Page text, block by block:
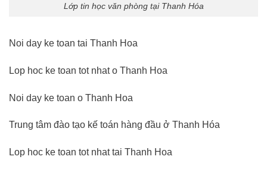
Lớp tin học văn phòng tại Thanh Hóa
Noi day ke toan tai Thanh Hoa
Lop hoc ke toan tot nhat o Thanh Hoa
Noi day ke toan o Thanh Hoa
Trung tâm đào tạo kế toán hàng đầu ở Thanh Hóa
Lop hoc ke toan tot nhat tai Thanh Hoa